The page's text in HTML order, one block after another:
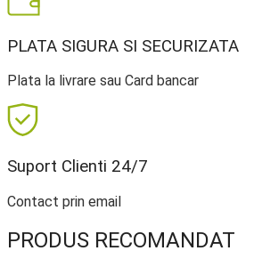
PLATA SIGURA SI SECURIZATA
Plata la livrare sau Card bancar
Suport Clienti 24/7
Contact prin email
PRODUS RECOMANDAT